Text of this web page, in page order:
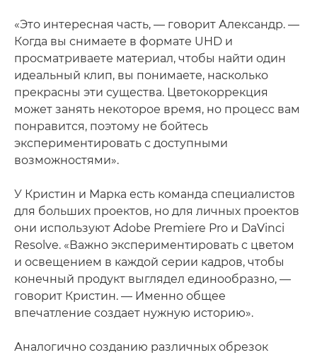
«Это интересная часть, — говорит Александр. —
Когда вы снимаете в формате UHD и
просматриваете материал, чтобы найти один
идеальный клип, вы понимаете, насколько
прекрасны эти существа. Цветокоррекция
может занять некоторое время, но процесс вам
понравится, поэтому не бойтесь
экспериментировать с доступными
возможностями».
У Кристин и Марка есть команда специалистов
для больших проектов, но для личных проектов
они используют Adobe Premiere Pro и DaVinci
Resolve. «Важно экспериментировать с цветом
и освещением в каждой серии кадров, чтобы
конечный продукт выглядел единообразно, —
говорит Кристин. — Именно общее
впечатление создает нужную историю».
Аналогично созданию различных обрезок